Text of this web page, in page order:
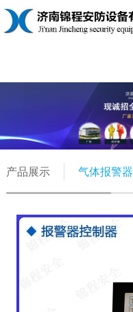
产品展示 气体报警器